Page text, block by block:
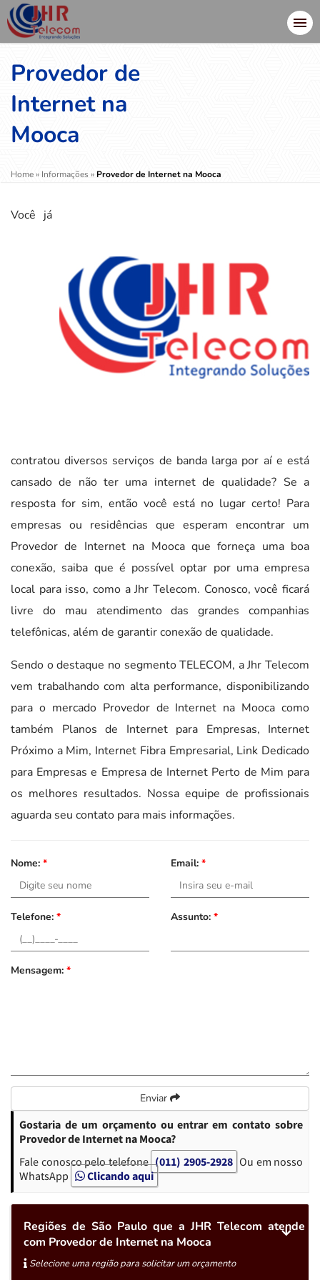
Provedor de
Internet na
Mooca
Home» Informações » Provedor de Internet na Mooca
Você já
contratou diversos serviços de banda larga por aí e está
cansado de não ter uma internet de qualidade? Se a
resposta for sim, então você está no lugar certo! Para
empresas ou residências que esperam encontrar um
Provedor de Internet na Mooca que forneça uma boa
conexão, saiba que é possível optar por uma empresa
local para isso, como a Jhr Telecom. Conosco, você ficará
livre do mau atendimento das grandes companhias
telefônicas, além de garantir conexão de qualidade.
Sendo o destaque no segmento TELECOM, a Jhr Telecom
vem trabalhando com alta performance, disponibilizando
para o mercado Provedor de Internet na Mooca como
também Planos de Internet para Empresas, Internet
Próximo a Mim, Internet Fibra Empresarial, Link Dedicado
para Empresas e Empresa de Internet Perto de Mim para
os melhores resultados. Nossa equipe de profissionais
aguarda seu contato para mais informações.
Nome: * Email: *
Telefone: * Assunto: *
Mensagem: *
Enviar
Gostaria de um orçamento ou entrar em contato sobre
Provedor de Internet na Mooca?
Fale conosco pelo telefone (011) 2905-2928 Ou em nosso
WhatsApp
Clicando aqui
Regiões de São Paulo que a JHR Telecom atende
com Provedor de Internet na Mooca
Selecione uma região para solicitar um orçamento